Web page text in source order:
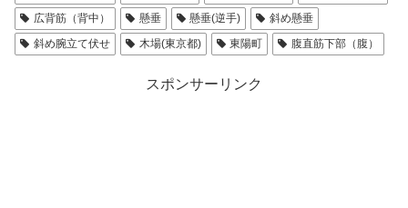
広背筋（背中）
懸垂 懸垂(逆手)
斜め懸垂
斜め腕立て伏せ
木場(東京都) 東陽町 腹直筋下部（腹）
スポンサーリンク